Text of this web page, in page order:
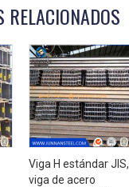
RELACIONADOS
Viga H estándar JIS,
viga de acero